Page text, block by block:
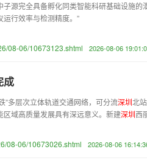
子源完全具备孵化同类智能科研基础设施
运行效率与检测精度。”
08-06/10673123.shtml 2026-08-06
成
”多层次立体轨道交通网络，可分流深圳北
区域高质量发展具有深远意义。新建深圳西
08-06/10673026.shtml 2026-08-06